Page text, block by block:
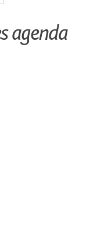
agenda